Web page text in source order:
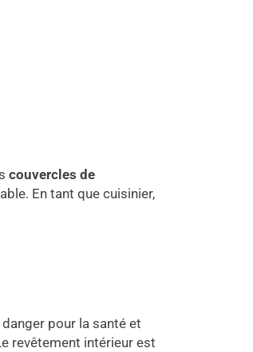
couvercles de
En tant que cuisinier,
pour la santé et
revêtement intérieur est